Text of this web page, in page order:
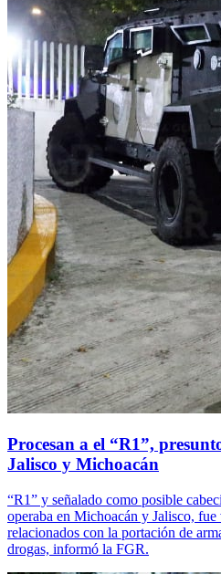
Procesan a el “R1”,
Jalisco y Michoacán
“R1” y señalado como posible
operaba en Michoacán y Jalisco,
relacionados con la portación de
drogas, informó la FGR.